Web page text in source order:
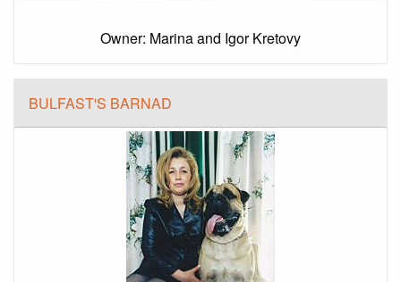
Owner: Marina and Igor Kretovy
BULFAST'S BARNAD